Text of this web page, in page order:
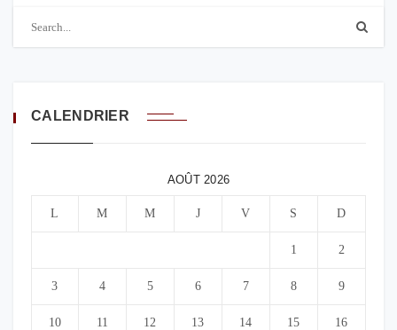
CALENDRIER
AOÛT 2026
L M M J V S D
1 2
3 4 5 6 7 8 9
10 11 12 13 14 15 16